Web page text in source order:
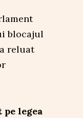
legea